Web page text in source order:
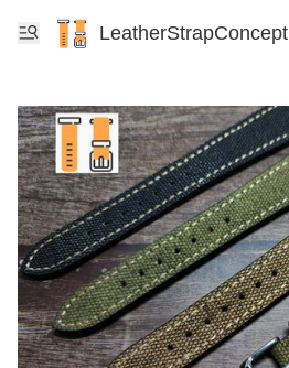
LeatherStrapConcept